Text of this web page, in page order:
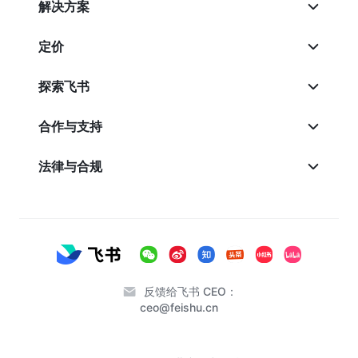
解决方案
定价
探索飞书
合作与支持
法律与合规
反馈给飞书 CEO：
ceo@feishu.cn